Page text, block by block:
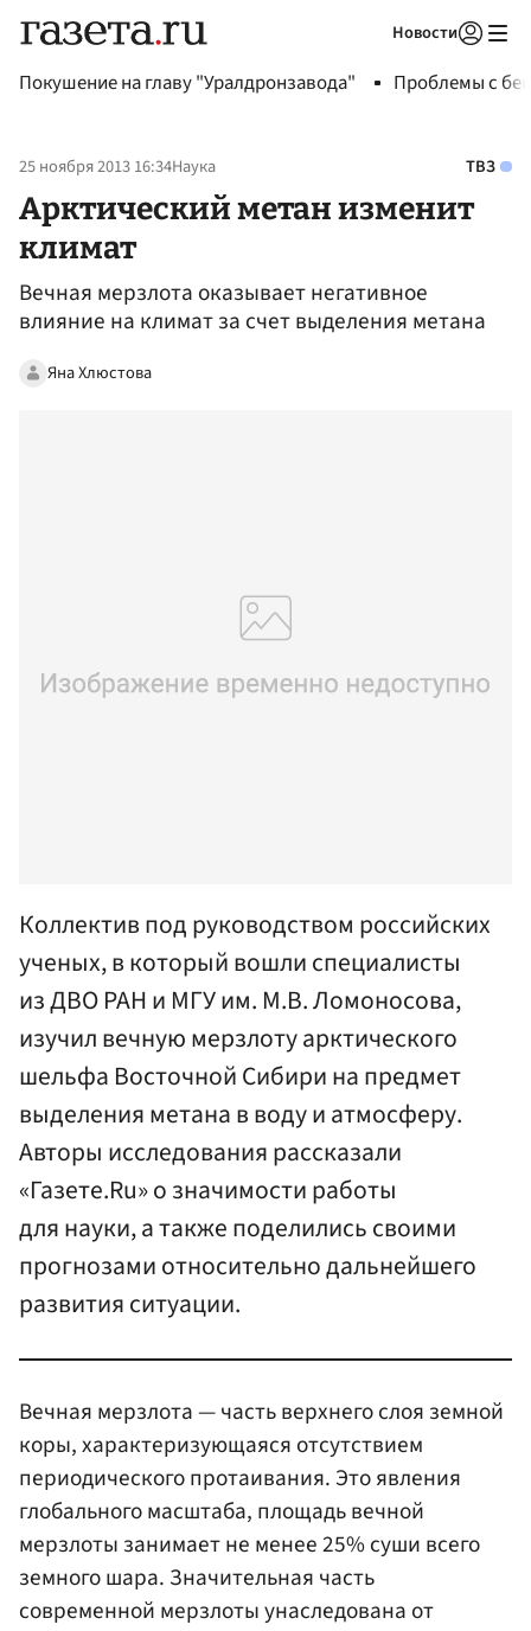
Новости
Покушение на главу "Уралдронзавода" Проблемы с
25 ноября 2013 16:34Наука ТВЗ
Арктический метан изменит
климат
Вечная мерзлота оказывает негативное
влияние на климат за счет выделения метана
Яна Хлюстова
Коллектив под руководством российских
ученых, в который вошли специалисты
из ДВО РАН и МГУ им. М.В. Ломоносова,
изучил вечную мерзлоту арктического
шельфа Восточной Сибири на предмет
выделения метана в воду и атмосферу.
Авторы исследования рассказали
«Газете.Ru» о значимости работы
для науки, а также поделились своими
прогнозами относительно дальнейшего
развития ситуации.
Вечная мерзлота — часть верхнего слоя земной
коры, характеризующаяся отсутствием
периодического протаивания. Это явления
глобального масштаба, площадь вечной
мерзлоты занимает не менее 25% суши всего
земного шара. Значительная часть
современной мерзлоты унаследована от